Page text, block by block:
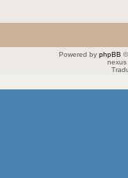
Powered by phpBB